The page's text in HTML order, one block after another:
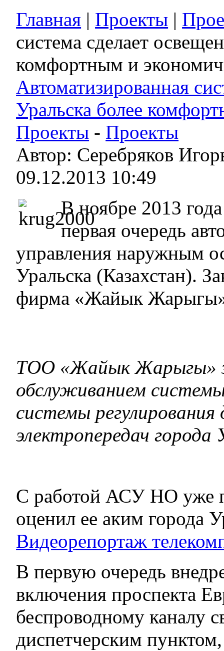
Главная | Проекты |
система сделает
комфортным и
Автоматизированная
Уральска более
Проекты - Проекты
Автор: Серебряков
09.12.2013 10:49
В ноябре 2013
первая очередь
управления наружным
Уральска (Казахстан).
фирма «Жайык
ТОО «Жайык Жарыгы»
обслуживанием
системы
электропередач города
С работой АСУ НО уже
оценил ее аким города
Видеорепортаж
В первую очередь
включения проспекта
беспроводному каналу
диспетчерским